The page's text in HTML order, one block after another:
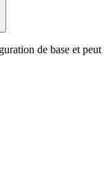
de base et